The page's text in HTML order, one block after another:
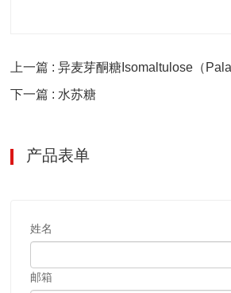
上一篇 : 异麦芽酮糖Isomaltulose（
下一篇 : 水苏糖
产品表单
姓名
邮箱